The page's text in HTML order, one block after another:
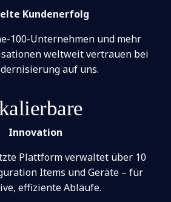
Kundenerfolg
100-Unternehmen und mehr
weltweit vertrauen bei
auf uns.
Innovation
Plattform verwaltet über 10
Items und Geräte – für
effiziente Abläufe.